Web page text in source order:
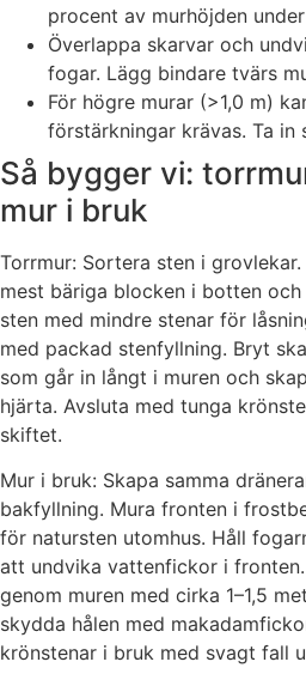
procent av murhöjden
Överlappa skarvar och
fogar. Lägg bindare tvärs
För högre murar (>1,0 m)
förstärkningar krävas. Ta in
Så bygger vi:
mur i bruk
Torrmur: Sortera sten i
mest bäriga blocken i botten
sten med mindre stenar för
med packad stenfyllning. Bryt
som går in långt i muren och
hjärta. Avsluta med tunga
skiftet.
Mur i bruk: Skapa samma
bakfyllning. Mura fronten i
för natursten utomhus. Håll
att undvika vattenfickor i
genom muren med cirka 1–1,5
skydda hålen med
krönstenar i bruk med svagt fall